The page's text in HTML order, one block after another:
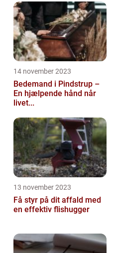
14 november 2023
Bedemand i Pindstrup –
En hjælpende hånd når
livet...
13 november 2023
Få styr på dit affald med
en effektiv flishugger